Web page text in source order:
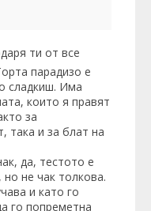
ти от все
парадизо е
сладкиш. Има
които я правят
за
така и за блат на
да, тестото е
не чак толкова.
и като го
го попреметна